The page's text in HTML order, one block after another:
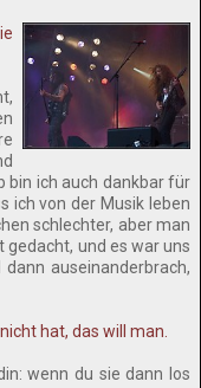
bin ich auch dankbar für
ich von der Musik leben
schlechter, aber man
gedacht, und es war uns
auseinanderbrach,
hat, das will man.
wenn du sie dann los